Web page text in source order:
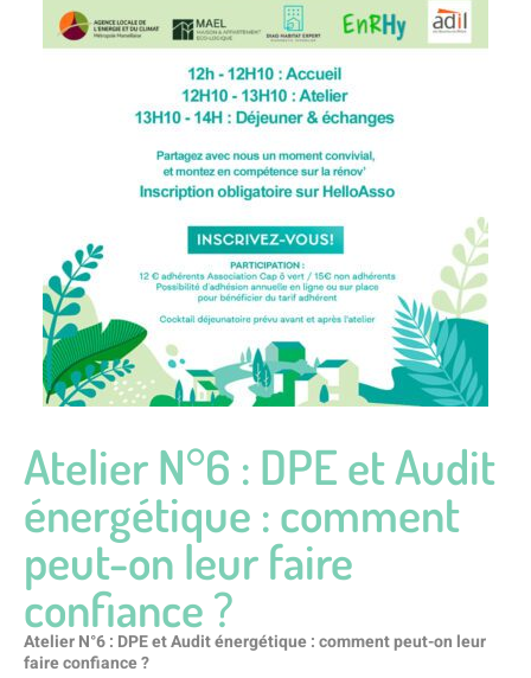
Atelier N°6 : DPE et Audit
énergétique : comment
peut-on leur faire
confiance ?
Atelier N°6 : DPE et Audit énergétique : comment peut-on leur
faire confiance ?